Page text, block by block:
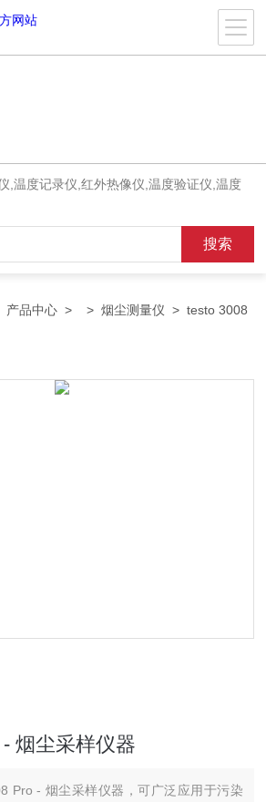
,温度记录仪,红外热像仪,温度验证仪,温度
产品中心 > >烟尘测量仪 > testo 3008
烟尘采样仪器
Pro - 烟尘采样仪器，可广泛应用于污染